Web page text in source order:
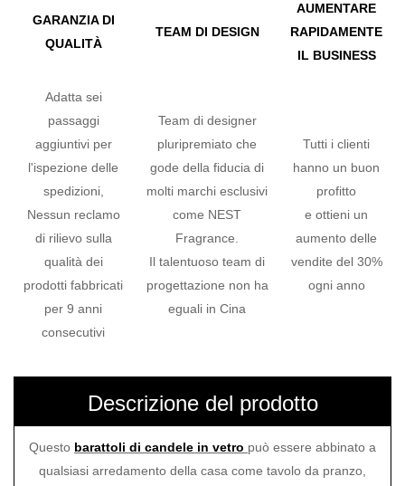
GARANZIA DI
QUALITÀ
TEAM DI DESIGN
AUMENTARE
RAPIDAMENTE
IL BUSINESS
Adatta sei
passaggi
aggiuntivi per
l'ispezione delle
spedizioni,
Nessun reclamo
di rilievo sulla
qualità dei
prodotti fabbricati
per 9 anni
consecutivi
Team di designer
pluripremiato che
gode della fiducia di
molti marchi esclusivi
come NEST
Fragrance.
Il talentuoso team di
progettazione non ha
eguali in Cina
Tutti i clienti
hanno un buon
profitto
e ottieni un
aumento delle
vendite del 30%
ogni anno
Descrizione del prodotto
Questo barattoli di candele in vetro può essere abbinato a
qualsiasi arredamento della casa come tavolo da pranzo,